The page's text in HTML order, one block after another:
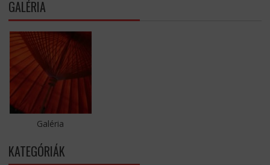
GALÉRIA
Galéria
KATEGÓRIÁK